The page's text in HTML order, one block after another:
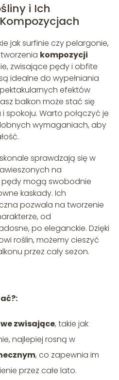
i Ich
jak surfinie czy pelargonie,
kompozycji
zwisające pędy i obfite
idealne do wypełniania
efektów
balkon może stać się
spokoju. Warto połączyć je
wymaganiach, aby
sprawdzają się w
na
mogą swobodnie
kaskady. Ich
pozwala na tworzenie
od
po eleganckie. Dzięki
roślin, możemy cieszyć
przez cały sezon.
zwisające, takie jak
najlepiej rosną w
, co zapewnia im
przez całe lato.